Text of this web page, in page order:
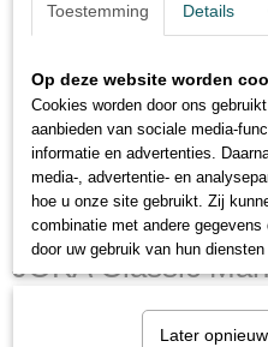
JOKA Classic
Oak timeless
Toestemming Details
Op deze website worden
Cookies worden door ons
aanbieden van sociale media-
informatie en advertenties.
media-, advertentie- en
hoe u onze site gebruikt. Zij
combinatie met andere
door uw gebruik van hun
Later